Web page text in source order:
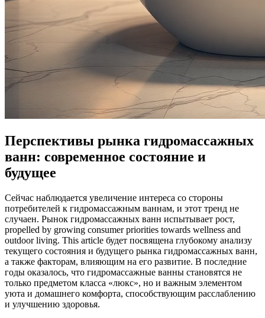
Перспективы рынка гидромассажных
ванн: современное состояние и
будущее
Сейчас наблюдается увеличение интереса со стороны
потребителей к гидромассажным ваннам, и этот тренд не
случаен. Рынок гидромассажных ванн испытывает рост,
propelled by growing consumer priorities towards wellness and
outdoor living. This article будет посвящена глубокому анализу
текущего состояния и будущего рынка гидромассажных ванн,
а также факторам, влияющим на его развитие. В последние
годы оказалось, что гидромассажные ванны становятся не
только предметом класса «люкс», но и важным элементом
уюта и домашнего комфорта, способствующим расслаблению
и улучшению здоровья.